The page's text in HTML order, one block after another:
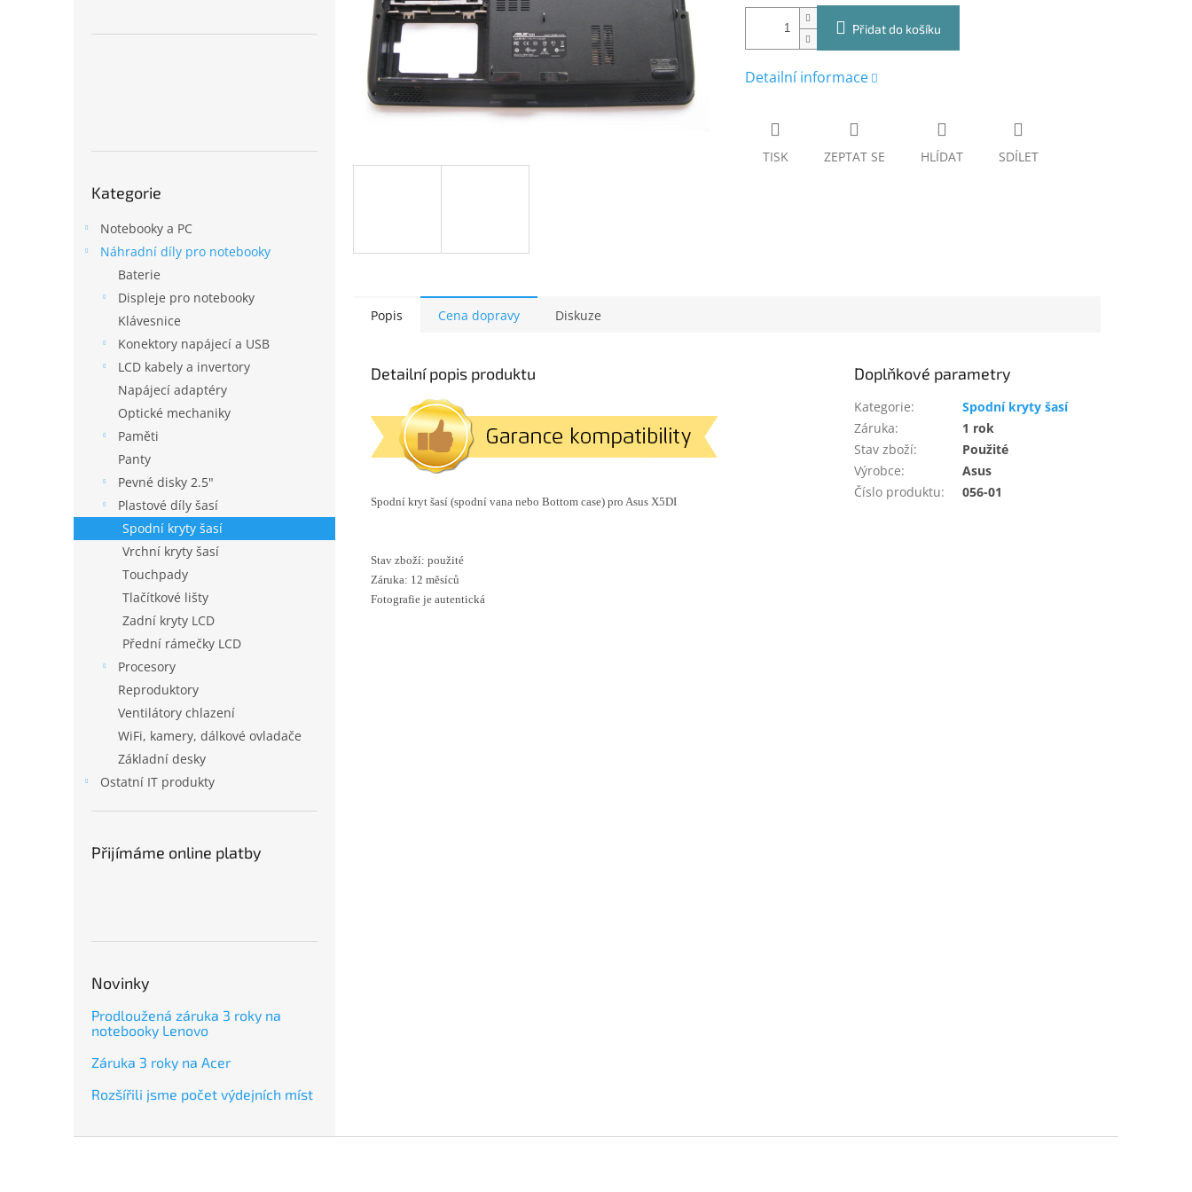
kategorie
Kategorie
Notebooky a PC
Náhradní díly pro notebooky
Baterie
Displeje pro notebooky
Klávesnice
Konektory napájecí a USB
LCD kabely a invertory
Napájecí adaptéry
Optické mechaniky
Paměti
Panty
Pevné disky 2.5"
Plastové díly šasí
Spodní kryty šasí
Vrchní kryty šasí
Touchpady
Tlačítkové lišty
Zadní kryty LCD
Přední rámečky LCD
Procesory
Reproduktory
Ventilátory chlazení
WiFi, kamery, dálkové ovladače
Základní desky
Ostatní IT produkty
Přijímáme online platby
Novinky
Prodloužená záruka 3 roky na
notebooky Lenovo
Záruka 3 roky na Acer
Rozšířili jsme počet výdejních míst
Přidat do košíku
Detailní informace
TISK ZEPTAT SE HLÍDAT SDÍLET
Popis Cena dopravy Diskuze
Detailní popis produktu
Spodní kryt šasí (spodní vana nebo Bottom case) pro Asus X5DI
Stav zboží: použité
Záruka: 12 měsíců
Fotografie je autentická
Doplňkové parametry
Kategorie:
Spodní kryty šasí
Záruka:
1 rok
Stav zboží:
Použité
Výrobce:
Asus
Číslo produktu: 056-01